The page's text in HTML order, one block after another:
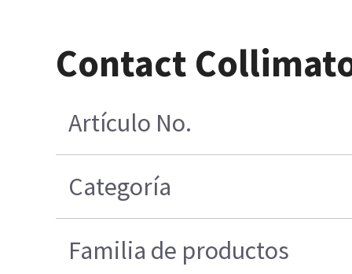
Contact
Artículo No.
Categoría
Familia de productos